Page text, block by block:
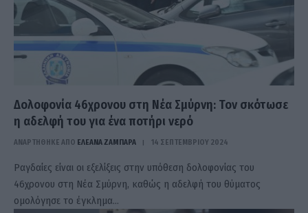
Δολοφονία 46χρονου στη Νέα Σμύρνη: Τον σκότωσε
η αδελφή του για ένα ποτήρι νερό
ΑΝΑΡΤΗΘΗΚΕ ΑΠΟ ΕΛΕΑΝΑ ΖΑΜΠΑΡΑ 14 ΣΕΠΤΕΜΒΡΊΟΥ 2024
Ραγδαίες είναι οι εξελίξεις στην υπόθεση δολοφονίας του
46χρονου στη Νέα Σμύρνη, καθώς η αδελφή του θύματος
ομολόγησε το έγκλημα…